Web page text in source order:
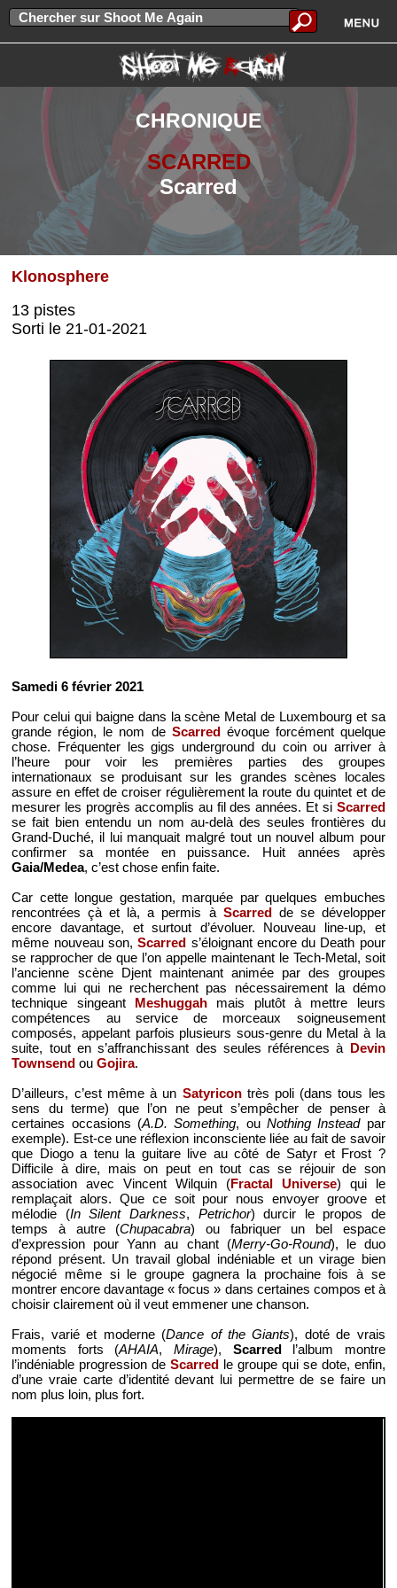
CHRONIQUE
SCARRED
Scarred
Klonosphere
13 pistes
Sorti le 21-01-2021
Samedi 6 février 2021
Pour celui qui baigne dans la scène Metal de Luxembourg et sa
grande région, le nom de Scarredévoque forcément quelque
chose. Fréquenter les gigs underground du coin ou arriver à
l’heure pour voir les premières parties des groupes
internationaux se produisant sur les grandes scènes locales
assure en effet de croiser régulièrement la route du quintet et de
mesurer les progrès accomplis au fil des années. Et si Scarred
se fait bien entendu un nom au-delà des seules frontières du
Grand-Duché, il lui manquait malgré tout un nouvel album pour
confirmer sa montée en puissance. Huit années après
Gaia/Medea, c’est chose enfin faite.
Car cette longue gestation, marquée par quelques embuches
rencontrées çà et là, a permis à Scarredde se développer
encore davantage, et surtout d’évoluer. Nouveau line-up, et
même nouveau son,Scarred s’éloignant encore du Death pour
se rapprocher de que l’on appelle maintenant le Tech-Metal, soit
l’ancienne scène Djent maintenant animée par des groupes
comme lui qui ne recherchent pas nécessairement la démo
technique singeant Meshuggah mais plutôt à mettre leurs
compétences au service de morceaux soigneusement
composés, appelant parfois plusieurs sous-genre du Metal à la
suite, tout en s’affranchissant des seules références à Devin
Townsend ouGojira.
D’ailleurs, c’est même à un Satyricontrès poli (dans tous les
sens du terme) que l’on ne peut s’empêcher de penser à
certaines occasions (A.D. Something, ou Nothing Insteadpar
exemple). Est-ce une réflexion inconsciente liée au fait de savoir
que Diogo a tenu la guitare live au côté de Satyr et Frost ?
Difficile à dire, mais on peut en tout cas se réjouir de son
association avec Vincent Wilquin (Fractal Universe) qui le
remplaçait alors. Que ce soit pour nous envoyer groove et
mélodie (In Silent Darkness, Petrichor) durcir le propos de
temps à autre (Chupacabra) ou fabriquer un bel espace
d’expression pour Yann au chant (Merry-Go-Round), le duo
répond présent. Un travail global indéniable et un virage bien
négocié même si le groupe gagnera la prochaine fois à se
montrer encore davantage « focus » dans certaines compos et à
choisir clairement où il veut emmener une chanson.
Frais, varié et moderne (Dance of the Giants), doté de vrais
moments forts (AHAIA,Mirage), Scarredl’album montre
l’indéniable progression deScarred le groupe qui se dote, enfin,
d’une vraie carte d’identité devant lui permettre de se faire un
nom plus loin, plus fort.